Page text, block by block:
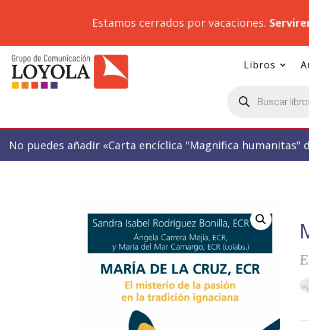
Estamos cerrados por vacaciones.
Libros
productos
No puedes añadir «Carta encíclica "Magnifica